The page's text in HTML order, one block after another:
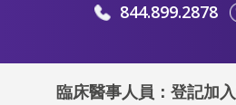
844.899.2878
臨床醫事人員：登記加